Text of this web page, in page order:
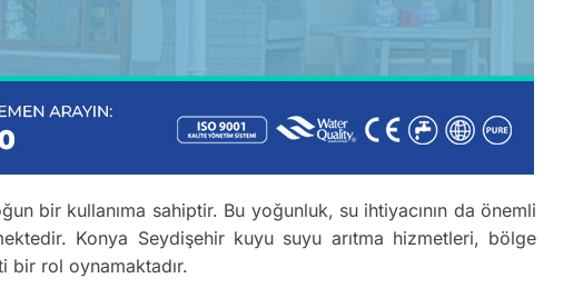
bir kullanıma sahiptir. Bu yoğunluk, su ihtiyacının da önemli
Konya Seydişehir kuyu suyu arıtma hizmetleri, bölge
bir rol oynamaktadır.